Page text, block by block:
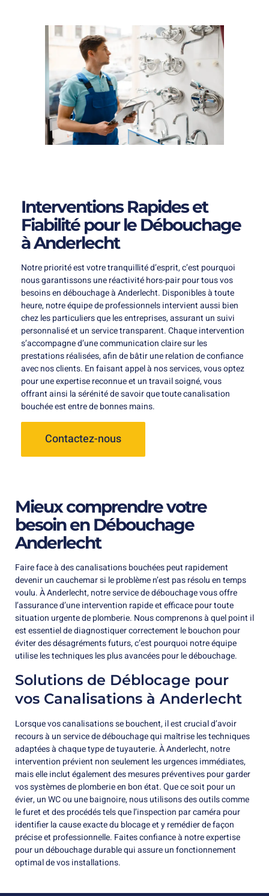
Interventions Rapides et
Fiabilité pour le Débouchage
à Anderlecht
Notre priorité est votre tranquillité d’esprit, c’est pourquoi
nous garantissons une réactivité hors-pair pour tous vos
besoins en débouchage à Anderlecht. Disponibles à toute
heure, notre équipe de professionnels intervient aussi bien
chez les particuliers que les entreprises, assurant un suivi
personnalisé et un service transparent. Chaque intervention
s’accompagne d’une communication claire sur les
prestations réalisées, afin de bâtir une relation de confiance
avec nos clients. En faisant appel à nos services, vous optez
pour une expertise reconnue et un travail soigné, vous
offrant ainsi la sérénité de savoir que toute canalisation
bouchée est entre de bonnes mains.
Contactez-nous
Mieux comprendre votre
besoin en Débouchage
Anderlecht
Faire face à des canalisations bouchées peut rapidement
devenir un cauchemar si le problème n’est pas résolu en temps
voulu. À Anderlecht, notre service de débouchage vous offre
l’assurance d’une intervention rapide et efficace pour toute
situation urgente de plomberie. Nous comprenons à quel point il
est essentiel de diagnostiquer correctement le bouchon pour
éviter des désagréments futurs, c’est pourquoi notre équipe
utilise les techniques les plus avancées pour le débouchage.
Solutions de Déblocage pour
vos Canalisations à Anderlecht
Lorsque vos canalisations se bouchent, il est crucial d’avoir
recours à un service de débouchage qui maîtrise les techniques
adaptées à chaque type de tuyauterie. À Anderlecht, notre
intervention prévient non seulement les urgences immédiates,
mais elle inclut également des mesures préventives pour garder
vos systèmes de plomberie en bon état. Que ce soit pour un
évier, un WC ou une baignoire, nous utilisons des outils comme
le furet et des procédés tels que l’inspection par caméra pour
identifier la cause exacte du blocage et y remédier de façon
précise et professionnelle. Faites confiance à notre expertise
pour un débouchage durable qui assure un fonctionnement
optimal de vos installations.